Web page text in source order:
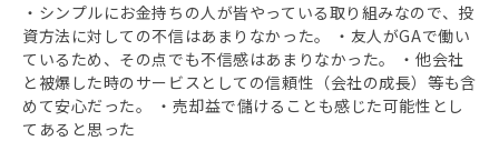
・シンプルにお金持ちの人が皆やっている取り組みなので、投
資方法に対しての不信はあまりなかった。 ・友人がGAで働い
ているため、その点でも不信感はあまりなかった。 ・他会社
と被爆した時のサービスとしての信頼性（会社の成長）等も含
めて安心だった。 ・売却益で儲けることも感じた可能性とし
てあると思った